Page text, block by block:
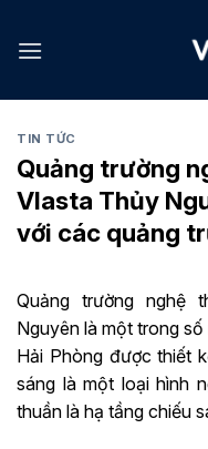
TIN TỨC
Quảng trường
Vlasta Thủy
với các quảng
Quảng trường nghệ
Nguyên là một trong
Hải Phòng được thiết
sáng là một loại hình
thuần là hạ tầng chiếu